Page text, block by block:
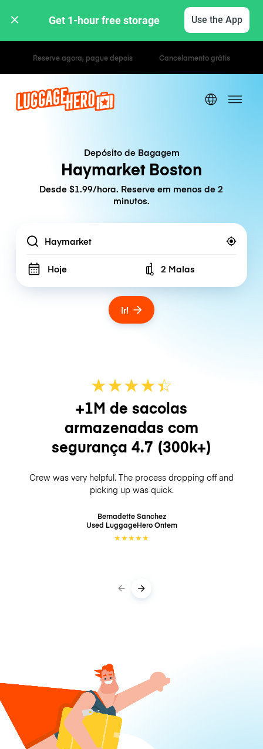
Get 1-hour free storage Use the App
Tarifas horárias / diárias
Depósito de Bagagem
Haymarket Boston
Desde $1.99/hora. Reserve em menos de 2
minutos.
Location
Hoje Number of bags
2 Malas
Ir!
★★★★☆
★
+1M de sacolas
armazenadas com
segurança 4.7 (300k+)
Crew was very helpful. The process dropping off and
picking up was quick.
Bernadette Sanchez
Used LuggageHeroOntem
★★★★★